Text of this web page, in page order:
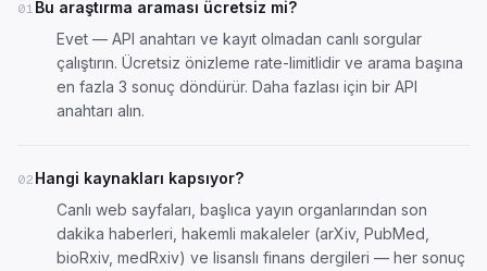
01 Bu araştırma araması ücretsiz mi?
Evet — API anahtarı ve kayıt olmadan canlı sorgular
çalıştırın. Ücretsiz önizleme rate-limitlidir ve arama başına
en fazla 3 sonuç döndürür. Daha fazlası için bir API
anahtarı alın.
02 Hangi kaynakları kapsıyor?
Canlı web sayfaları, başlıca yayın organlarından son
dakika haberleri, hakemli makaleler (arXiv, PubMed,
bioRxiv, medRxiv) ve lisanslı finans dergileri — her sonuç